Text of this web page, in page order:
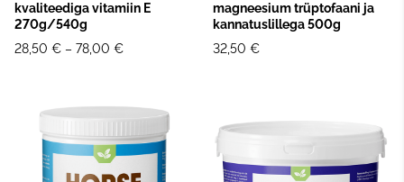
kvaliteediga vitamiin E
270g/540g
28,50 € – 78,00 €
magneesium trüptofaani ja
kannatuslillega 500g
32,50 €